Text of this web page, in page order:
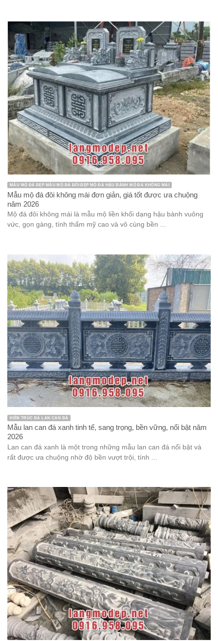
MẪU MỘ ĐÁ ĐẸP MẪU MỘ ĐÁ ĐÔI ĐẸP MỘ ĐÁ HẬU BÀNH MỘ ĐÁ KHÔNG MÁI
Mẫu mộ đá đôi không mái đơn giản, giá tốt được ưa chuộng
năm 2026
Mộ đá đôi không mái là mẫu mộ liền khối dạng hậu bành vuông
vức, gọn gàng, tính thẩm mỹ cao và vô cùng bền ...
KIẾN TRÚC ĐÁ LAN CAN ĐÁ
Mẫu lan can đá xanh tinh tế, sang trọng, bền vững, nổi bật năm
2026
Lan can đá xanh là một trong những mẫu lan can đá nổi bật và
rất được ưa chuộng nhờ độ bền vượt trội, tính ...